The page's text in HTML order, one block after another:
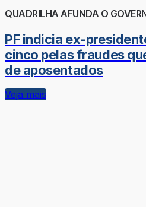
QUADRILHA AFUNDA O
PF indicia ex-
cinco pelas fraudes
de aposentados
Veja mais